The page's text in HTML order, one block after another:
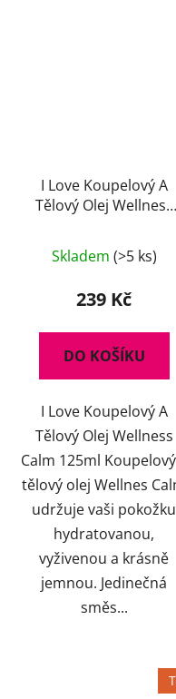
I Love Koupelový A
Tělový Olej Wellness
Skladem (>5 ks)
239 Kč
DO KOŠÍKU
I Love Koupelový A
Tělový Olej Wellness
Calm 125ml
tělový olej Wellnes
udržuje vaši pokožku
hydratovanou,
vyživenou a krásně
jemnou. Jedinečná
směs...